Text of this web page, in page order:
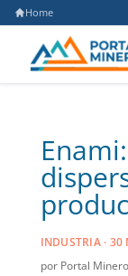
Home
INDUSTRIA · 30
por Portal Minero